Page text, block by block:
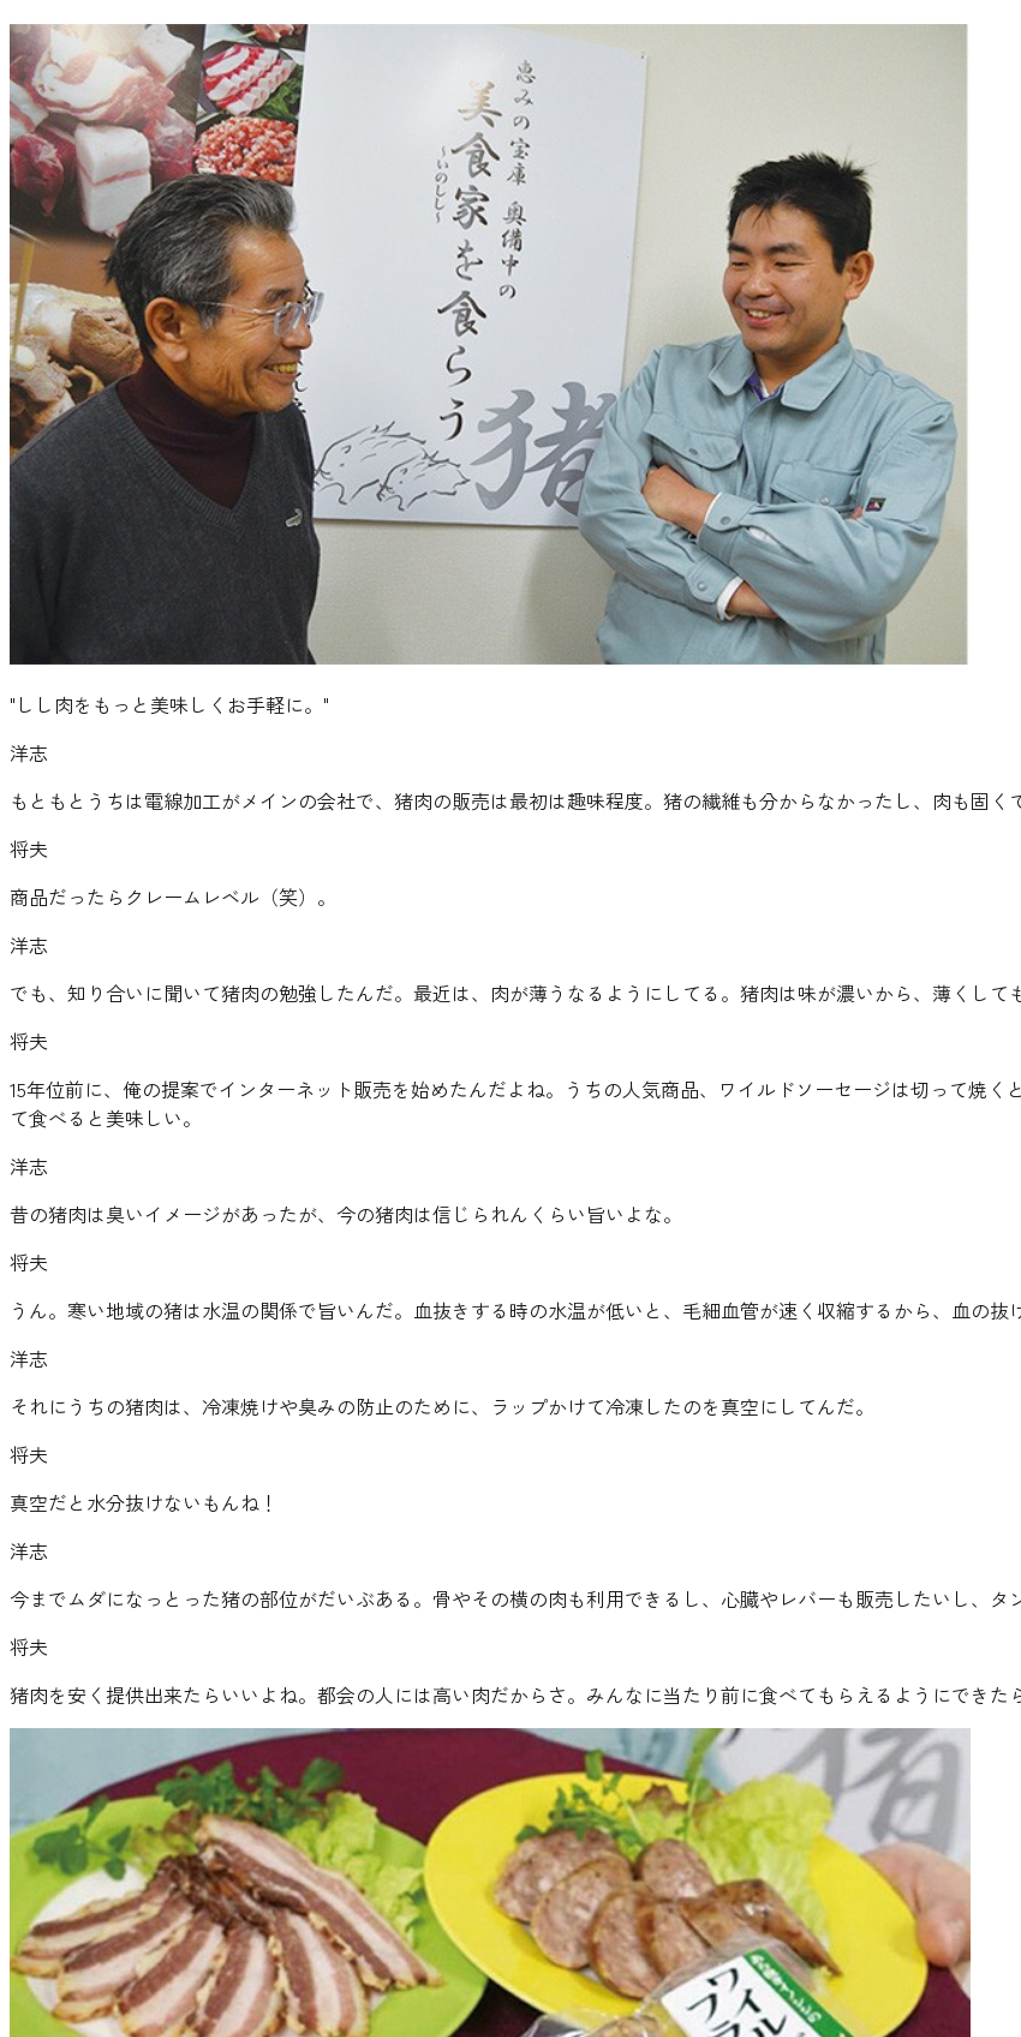
" しし肉をもっと美味しくお手軽に。 "
洋志
もともとうちは電線加工がメインの会社で、猪肉の販売は最初は趣味程度。猪の繊維も分からなかったし、肉も固く
将夫
商品だったらクレームレベル（笑）。
洋志
でも、知り合いに聞いて猪肉の勉強したんだ。最近は、肉が薄うなるようにしてる。猪肉は味が濃いから、薄くして
将夫
15年位前に、俺の提案でインターネット販売を始めたんだよね。うちの人気商品、ワイルドソーセージは切って焼
て食べると美味しい。
洋志
昔の猪肉は臭いイメージがあったが、今の猪肉は信じられんくらい旨いよな。
将夫
うん。寒い地域の猪は水温の関係で旨いんだ。血抜きする時の水温が低いと、毛細血管が速く収縮するから、血の抜
洋志
それにうちの猪肉は、冷凍焼けや臭みの防止のために、ラップかけて冷凍したのを真空にしてんだ。
将夫
真空だと水分抜けないもんね！
洋志
今までムダになっとった猪の部位がだいぶある。骨やその横の肉も利用できるし、心臓やレバーも販売したいし、タ
将夫
猪肉を安く提供出来たらいいよね。都会の人には高い肉だからさ。みんなに当たり前に食べてもらえるようにできた